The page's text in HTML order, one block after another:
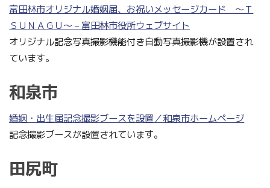
富田林市オリジナル婚姻届、お祝いメッセージカード ～Ｔ
ＳＵＮＡＧＵ～ – 富田林市役所ウェブサイト
オリジナル記念写真撮影機能付き自動写真撮影機が設置され
ています。
和泉市
婚姻・出生届記念撮影ブースを設置／和泉市ホームページ
記念撮影ブースが設置されています。
田尻町